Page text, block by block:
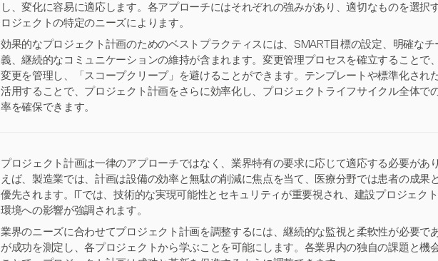
し、変化に容易に適応します。各アプローチにはそれぞれの強みがあり、適切なものを選択
ロジェクトの特定のニーズによります。
効果的なプロジェクト計画のためのベストプラクティスには、SMART目標の設定、明確なチ
義、継続的なコミュニケーションの維持が含まれます。変更管理プロセスを確立することで
変更を管理し、「スコープクリープ」を避けることができます。テンプレートや標準化され
活用することで、プロジェクト計画をさらに効率化し、プロジェクトライフサイクル全体で
率を確保できます。
プロジェクト計画は一律のアプローチではなく、業界特有の要求に応じて適応する必要があ
えば、製造業では、計画は設備の効率と無駄の削減に焦点を当て、医療分野では患者の成果
優先されます。ITでは、技術的な実現可能性とセキュリティが重要視され、建設プロジェク
環境への影響が強調されます。
業界のニーズに合わせてプロジェクト計画を調整するには、継続的な監視と柔軟性が必要で
が成功を測定し、各プロジェクトから学ぶことを可能にします。各業界内の独自の課題と機